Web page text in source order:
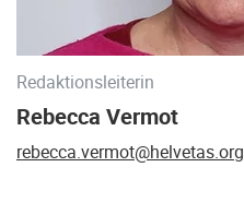
Redaktionsleiterin
Rebecca Vermot
rebecca.vermot@helvetas.org